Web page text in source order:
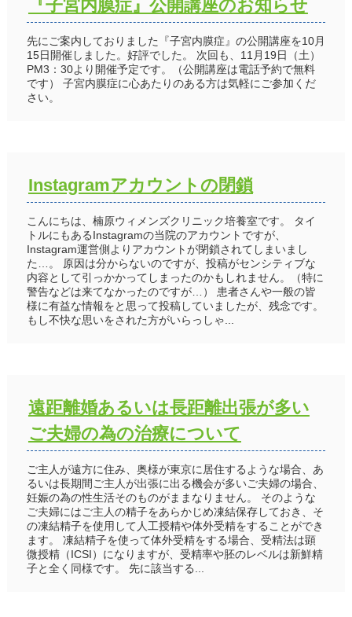
『子宮内膜症』公開講座のお知らせ
先にご案内しておりました『子宮内膜症』の公開講座を10月
15日開催しました。好評でした。 次回も、11月19日（土）
PM3：30より開催予定です。（公開講座は電話予約で無料
です） 子宮内膜症に心あたりのある方は気軽にご参加くだ
さい。
Instagramアカウントの閉鎖
こんにちは、楠原ウィメンズクリニック培養室です。 タイ
トルにもあるInstagramの当院のアカウントですが、
Instagram運営側よりアカウントが閉鎖されてしまいまし
た…。 原因は分からないのですが、投稿がセンシティブな
内容として引っかかってしまったのかもしれません。（特に
警告などは来てなかったのですが…） 患者さんや一般の皆
様に有益な情報をと思って投稿していましたが、残念です。
もし不快な思いをされた方がいらっしゃ...
遠距離婚あるいは長距離出張が多い
ご夫婦の為の治療について
ご主人が遠方に住み、奥様が東京に居住するような場合、あ
るいは長期間ご主人が出張に出る機会が多いご夫婦の場合、
妊娠の為の性生活そのものがままなりません。 そのような
ご夫婦にはご主人の精子をあらかじめ凍結保存しておき、そ
の凍結精子を使用して人工授精や体外受精をすることができ
ます。 凍結精子を使って体外受精をする場合、受精法は顕
微授精（ICSI）になりますが、受精率や胚のレベルは新鮮精
子と全く同様です。 先に該当する...